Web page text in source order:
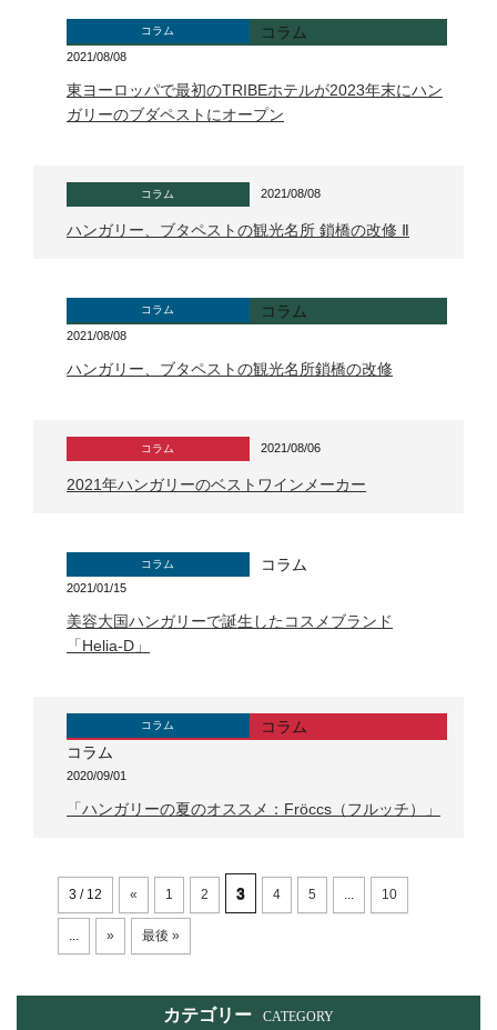
コラム コラム
2021/08/08
東ヨーロッパで最初のTRIBEホテルが2023年末にハン
ガリーのブダペストにオープン
コラム 2021/08/08
ハンガリー、ブタペストの観光名所 鎖橋の改修 Ⅱ
コラム コラム
2021/08/08
ハンガリー、ブタペストの観光名所鎖橋の改修
コラム 2021/08/06
2021年ハンガリーのベストワインメーカー
コラム コラム
2021/01/15
美容大国ハンガリーで誕生したコスメブランド
「Helia-D」
コラム
コラム
コラム
2020/09/01
「ハンガリーの夏のオススメ：Fröccs（フルッチ）」
3 / 12 « 1 2 3 4 5 ... 10
... » 最後 »
カテゴリー CATEGORY